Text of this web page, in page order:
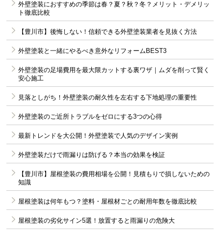
外壁塗装におすすめの季節は春？夏？秋？冬？メリット・デメリッ
ト徹底比較
【豊川市】後悔しない！信頼できる外壁塗装業者を見抜く方法
外壁塗装と一緒にやるべき意外なリフォームBEST3
外壁塗装の足場費用を最大限カットする裏ワザ｜ムダを削って賢く
安心施工
見落としがち！外壁塗装の耐久性を左右する下地処理の重要性
外壁塗装のご近所トラブルをゼロにする3つの心得
最新トレンドを大公開！外壁塗装で人気のデザイン実例
外壁塗装だけで雨漏りは防げる？本当の効果を検証
【豊川市】屋根塗装の費用相場を公開！見積もりで損しないための
知識
屋根塗装は何年もつ？塗料・屋根材ごとの耐用年数を徹底比較
屋根塗装の劣化サイン5選！放置すると雨漏りの危険大